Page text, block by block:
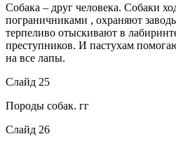
Собака – друг человека. Собаки
пограничниками , охраняют
терпеливо отыскивают в
преступников. И пастухам
на все лапы.
Слайд 25
Породы собак. гг
Слайд 26